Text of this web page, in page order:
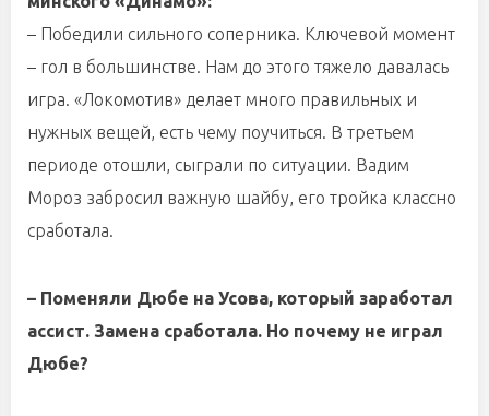
– Победили сильного соперника. Ключевой момент
– гол в большинстве. Нам до этого тяжело давалась
игра. «Локомотив» делает много правильных и
нужных вещей, есть чему поучиться. В третьем
периоде отошли, сыграли по ситуации. Вадим
Мороз забросил важную шайбу, его тройка классно
сработала.
– Поменяли Дюбе на Усова, который заработал
ассист. Замена сработала. Но почему не играл
Дюбе?